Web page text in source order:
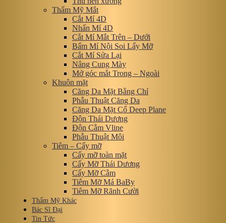
Thẩm Mỹ Mắt
Cắt Mí 4D
Nhấn Mí 4D
Cắt Mí Mắt Trên – Dưới
Bấm Mí Nội Soi Lấy Mỡ
Cắt Mí Sửa Lại
Nâng Cung Mày
Mở góc mắt Trong – Ngoài
Khuôn mặt
Căng Da Mặt Bằng Chỉ
Phẫu Thuật Căng Da
Căng Da Mặt Cổ Deep Plane
Độn Thái Dương
Độn Cằm Vline
Phẫu Thuật Môi
Tiêm – Cấy mỡ
Cấy mỡ toàn mặt
Cấy Mỡ Thái Dương
Cấy Mỡ Cằm
Tiêm Mỡ Má BaBy
Tiêm Mỡ Rãnh Cười
Thẩm Mỹ Khác
Bác Sĩ Đại
Tin Tức